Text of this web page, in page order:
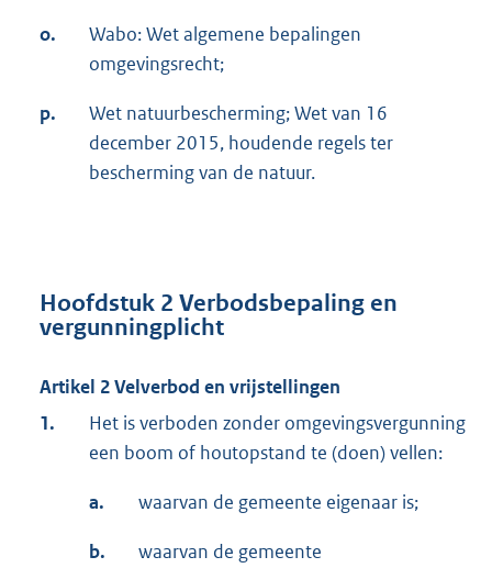
o.
Wabo: Wet algemene bepalingen
omgevingsrecht;
p.
Wet natuurbescherming; Wet van 16
december 2015, houdende regels ter
bescherming van de natuur.
Hoofdstuk 2 Verbodsbepaling en
vergunningplicht
Artikel 2 Velverbod en vrijstellingen
1.
Het is verboden zonder omgevingsvergunning
een boom of houtopstand te (doen) vellen:
a. waarvan de gemeente eigenaar is;
b.
waarvan de gemeente